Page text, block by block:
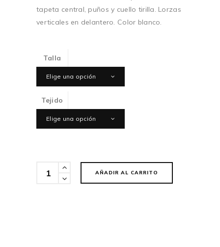
tapeta central, puños y cuello tirilla. Lorzas
verticales en delantero. Color blanco.
Talla
Elige una opción
Tejido
Elige una opción
Cantidad
AÑADIR AL CARRITO